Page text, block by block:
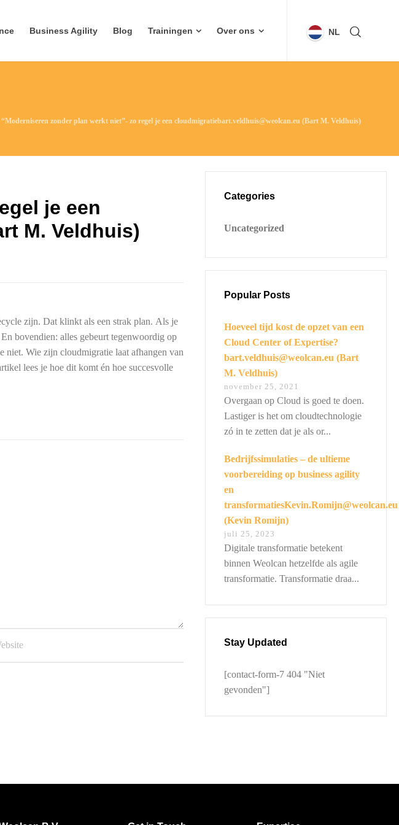
Business Agility Blog Trainingen Over ons NL
“Moderniseren zonder plan werkt niet”- zo regel je een cloudmigratiebart.veldhuis@weolcan.eu (Bart M. Veldhuis)
je een
M. Veldhuis)
zijn. Dat klinkt als een strak plan. Als je
bovendien: alles gebeurt tegenwoordig op
niet. Wie zijn cloudmigratie laat afhangen van
lees je hoe dit komt én hoe succesvolle
Categories
Uncategorized
Popular Posts
Hoeveel tijd kost de opzet van een
Cloud Center of Expertise?
bart.veldhuis@weolcan.eu (Bart
M. Veldhuis)
november 25, 2021
Overgaan op Cloud is goed te doen.
Lastiger is het om cloudtechnologie
zó in te zetten dat je als or...
Bedrijfssimulaties – de ultieme
voorbereiding op business agility
en
transformatiesKevin.Romijn@weolcan.eu
(Kevin Romijn)
juli 25, 2023
Digitale transformatie betekent
binnen Weolcan hetzelfde als agile
transformatie. Transformatie draa...
Stay Updated
[contact-form-7 404 "Niet
gevonden"]